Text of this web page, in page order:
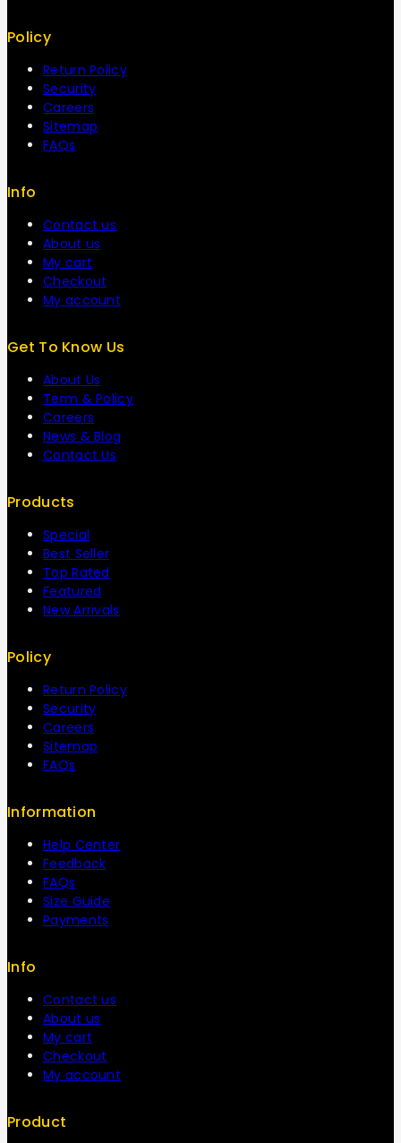
Policy
Return Policy
Security
Careers
Sitemap
FAQs
Info
Contact us
About us
My cart
Checkout
My account
Get To Know Us
About Us
Term & Policy
Careers
News & Blog
Contact Us
Products
Special
Best Seller
Top Rated
Featured
New Arrivals
Policy
Return Policy
Security
Careers
Sitemap
FAQs
Information
Help Center
Feedback
FAQs
Size Guide
Payments
Info
Contact us
About us
My cart
Checkout
My account
Product